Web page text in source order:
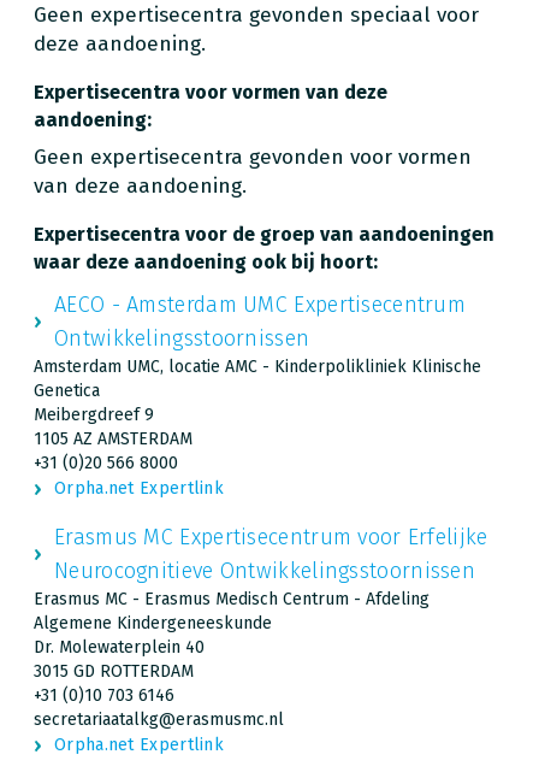
Geen expertisecentra gevonden speciaal voor
deze aandoening.
Expertisecentra voor vormen van deze
aandoening:
Geen expertisecentra gevonden voor vormen
van deze aandoening.
Expertisecentra voor de groep van aandoeningen
waar deze aandoening ook bij hoort:
AECO - Amsterdam UMC Expertisecentrum
Ontwikkelingsstoornissen
Amsterdam UMC, locatie AMC - Kinderpolikliniek Klinische
Genetica
Meibergdreef 9
1105 AZ AMSTERDAM
+31 (0)20 566 8000
Orpha.net Expertlink
Erasmus MC Expertisecentrum voor Erfelijke
Neurocognitieve Ontwikkelingsstoornissen
Erasmus MC - Erasmus Medisch Centrum - Afdeling
Algemene Kindergeneeskunde
Dr. Molewaterplein 40
3015 GD ROTTERDAM
+31 (0)10 703 6146
secretariaatalkg@erasmusmc.nl
Orpha.net Expertlink